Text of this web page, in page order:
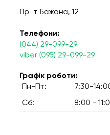
Пр-т Бажана, 12
Телефони:
(044) 29-099-29
viber (095) 29-099-29
Графік роботи:
Пн-Пт:
7:30-
Сб: 8:00 -